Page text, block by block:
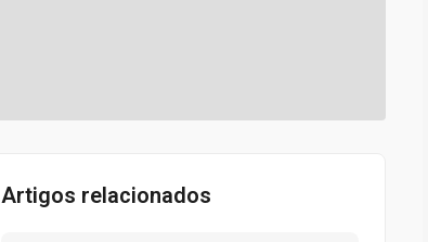
Artigos relacionados